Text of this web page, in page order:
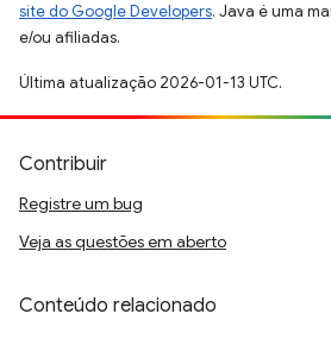
site do Google Developers. Java é uma
e/ou afiliadas.
Última atualização 2026-01-13 UTC.
Contribuir
Registre um bug
Veja as questões em aberto
Conteúdo relacionado